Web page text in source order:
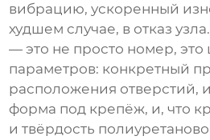
вибрацию, ускоренный
худшем случае, в отказ
— это не просто номер,
параметров: конкретный
расположения отверстий,
форма под крепёж, и, что
и твёрдость